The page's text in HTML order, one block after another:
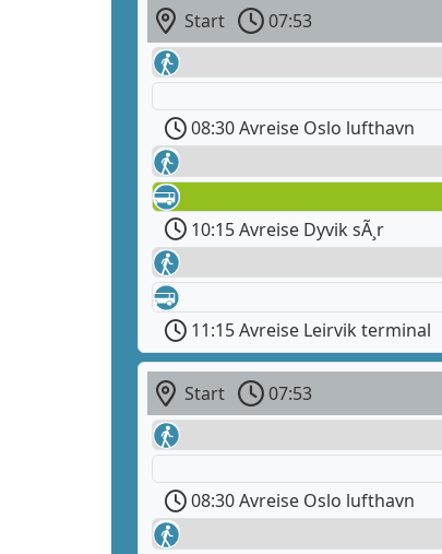
Start 07:53
08:30 Avreise Oslo lufthavn
10:15 Avreise Dyvik sÃ¸r
11:15 Avreise Leirvik terminal
Start 07:53
08:30 Avreise Oslo lufthavn